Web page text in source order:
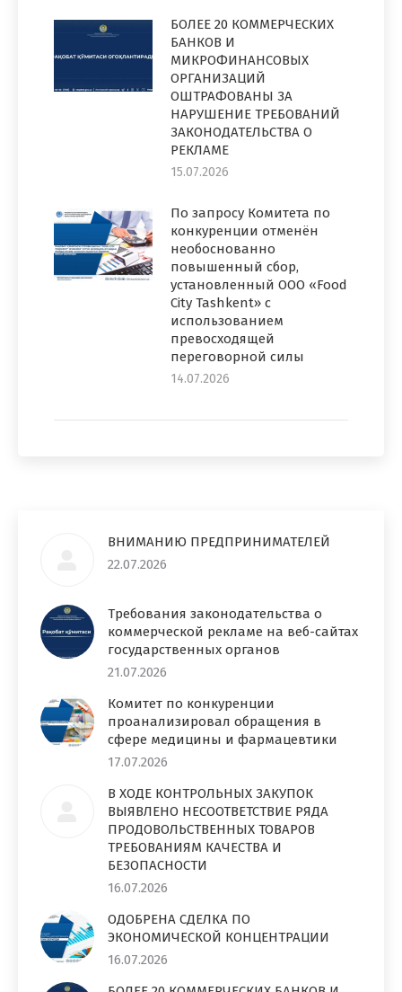
БОЛЕЕ 20 КОММЕРЧЕСКИХ
БАНКОВ И
МИКРОФИНАНСОВЫХ
ОРГАНИЗАЦИЙ
ОШТРАФОВАНЫ ЗА
НАРУШЕНИЕ ТРЕБОВАНИЙ
ЗАКОНОДАТЕЛЬСТВА О
РЕКЛАМЕ
15.07.2026
По запросу Комитета по
конкуренции отменён
необоснованно
повышенный сбор,
установленный ООО «Food
City Tashkent» с
использованием
превосходящей
переговорной силы
14.07.2026
ВНИМАНИЮ ПРЕДПРИНИМАТЕЛЕЙ
22.07.2026
Требования законодательства о
коммерческой рекламе на веб-сайтах
государственных органов
21.07.2026
Комитет по конкуренции
проанализировал обращения в
сфере медицины и фармацевтики
17.07.2026
В ХОДЕ КОНТРОЛЬНЫХ ЗАКУПОК
ВЫЯВЛЕНО НЕСООТВЕТСТВИЕ РЯДА
ПРОДОВОЛЬСТВЕННЫХ ТОВАРОВ
ТРЕБОВАНИЯМ КАЧЕСТВА И
БЕЗОПАСНОСТИ
16.07.2026
ОДОБРЕНА СДЕЛКА ПО
ЭКОНОМИЧЕСКОЙ КОНЦЕНТРАЦИИ
16.07.2026